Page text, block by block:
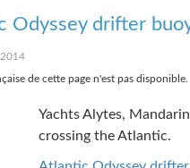
Odyssey drifter
de cette page n'est pas disponible.
Yachts Alytes,
crossing the Atlantic.